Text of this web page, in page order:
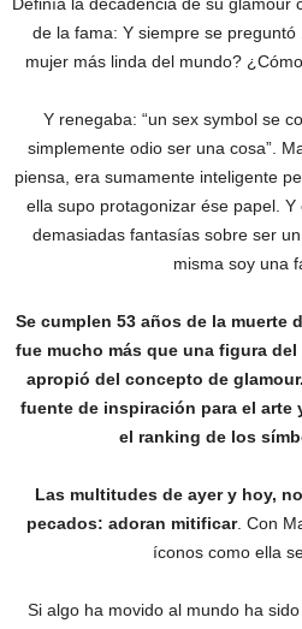
de la fama: Y siempre se
mujer más linda del mundo?
Y renegaba: “un sex symbol se
simplemente odio ser una cosa”.
piensa, era sumamente inteligente
ella supo protagonizar ése papel. Y
demasiadas fantasías sobre ser
misma soy una
Se cumplen 53 años de la muerte
fue mucho más que una figura
apropió del concepto de
fuente de inspiración para el arte
el ranking de los
Las multitudes de ayer y hoy,
pecados: adoran mitificar. Con
íconos como ella
Si algo ha movido al mundo ha